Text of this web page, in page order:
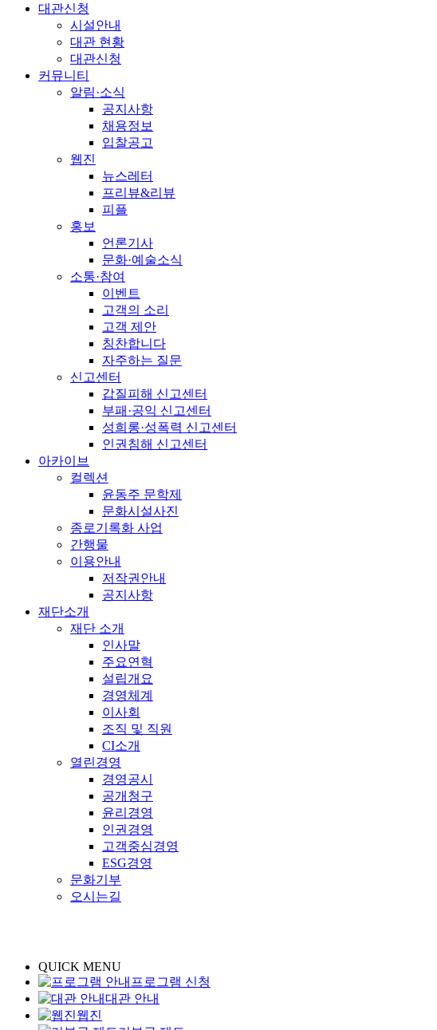
대관신청
시설안내
대관 현황
대관신청
커뮤니티
알림·소식
공지사항
채용정보
입찰공고
웹진
뉴스레터
프리뷰&리뷰
피플
홍보
언론기사
문화·예술소식
소통·참여
이벤트
고객의 소리
고객 제안
칭찬합니다
자주하는 질문
신고센터
갑질피해 신고센터
부패·공익 신고센터
성희롱·성폭력 신고센터
인권침해 신고센터
아카이브
컬렉션
윤동주 문학제
문화시설사진
종로기록화 사업
간행물
이용안내
저작권안내
공지사항
재단소개
재단 소개
인사말
주요연혁
설립개요
경영체계
이사회
조직 및 직원
CI소개
열린경영
경영공시
공개청구
윤리경영
인권경영
고객중심경영
ESG경영
문화기부
오시는길
QUICK MENU
프로그램 신청
대관 안내
웹진